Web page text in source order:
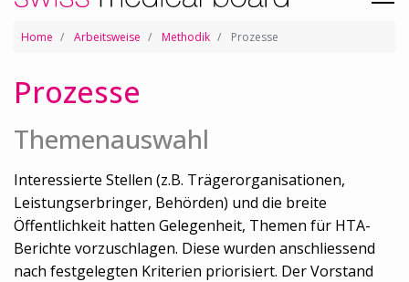
Home Arbeitsweise Methodik Prozesse
Prozesse
Themenauswahl
Interessierte Stellen (z.B. Trägerorganisationen,
Leistungserbringer, Behörden) und die breite
Öffentlichkeit hatten Gelegenheit, Themen für HTA-
Berichte vorzuschlagen. Diese wurden anschliessend
nach festgelegten Kriterien priorisiert. Der Vorstand